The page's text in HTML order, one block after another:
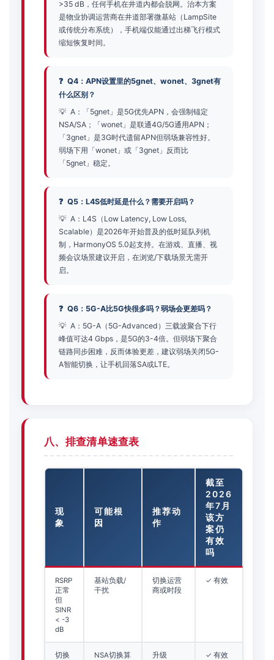
>35 dB，任何手机在井道内都会脱网。治本方案
是物业协调运营商在井道部署微基站（LampSite
或传统分布系统），手机端仅能通过出梯飞行模式
缩短恢复时间。
Q4：APN设置里的5gnet、wonet、3gnet有
什么区别？
A：「5gnet」是5G优先APN，会强制锚定
NSA/SA；「wonet」是联通4G/5G通用APN；
「3gnet」是3G时代遗留APN但弱场兼容性好。
弱场下用「wonet」或「3gnet」反而比
「5gnet」稳定。
Q5：L4S低时延是什么？需要开启吗？
A：L4S（Low Latency, Low Loss,
Scalable）是2026年开始普及的低时延队列机
制，HarmonyOS 5.0起支持。在游戏、直播、视
频会议场景建议开启，在浏览/下载场景无需开
启。
Q6：5G-A比5G快很多吗？弱场会更差吗？
A：5G-A（5G-Advanced）三载波聚合下行
峰值可达4 Gbps，是5G的3-4倍。但弱场下聚合
链路同步困难，反而体验更差，建议弱场关闭5G-
A智能切换，让手机回落SA或LTE。
八、排查清单速查表
现
象
可能根
因
推荐动
作
截至
2026
年7月
该方
案仍
有效
吗
RSRP
正常
但
SINR
< -3
dB
基站负载/
干扰
切换运营
商或时段
✓ 有效
切换
NSA切换算
升级
✓ 有效